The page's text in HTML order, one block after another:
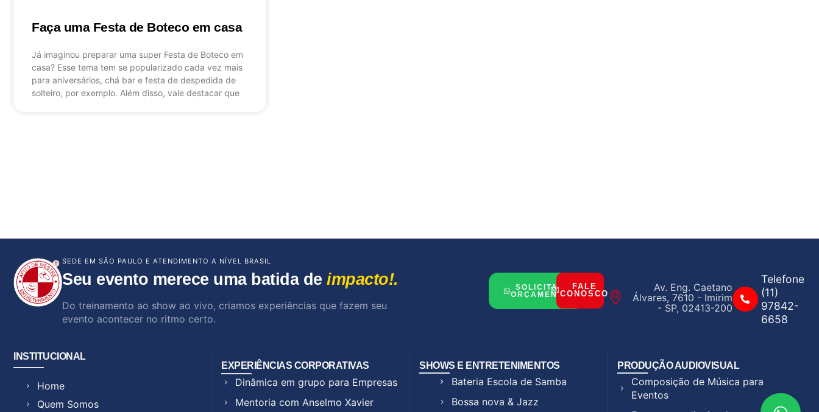
Faça uma Festa de Boteco em casa
Já imaginou preparar uma super Festa de Boteco em
casa? Esse tema tem se popularizado cada vez mais
para aniversários, chá bar e festa de despedida de
solteiro, por exemplo. Além disso, vale destacar que
SEDE EM SÃO PAULO E ATENDIMENTO A NÍVEL BRASIL
Seu evento merece uma batida de impacto!.
Do treinamento ao show ao vivo, criamos experiências que fazem seu
evento acontecer no ritmo certo.
SOLICITAR
ORÇAMENTO
FALE
CONOSCO
Av. Eng. Caetano
Álvares, 7610 - Imirim
- SP, 02413-200
Telefone
(11)
97842-
6658
INSTITUCIONAL
Home
Quem Somos
EXPERIÊNCIAS CORPORATIVAS
Dinâmica em grupo para Empresas
Mentoria com Anselmo Xavier
SHOWS E ENTRETENIMENTOS
Bateria Escola de Samba
Bossa nova & Jazz
PRODUÇÃO AUDIOVISUAL
Composição de Música para
Eventos